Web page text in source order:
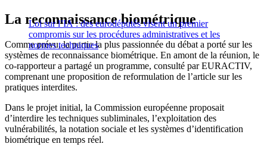
Loi sur l’IA : des eurodéputés visent un premier
compromis sur les procédures administratives et les
normes techniques
La reconnaissance biométrique
Comme prévu, la partie la plus passionnée du débat a porté sur les
systèmes de reconnaissance biométrique. En amont de la réunion, le
co-rapporteur a partagé un programme, consulté par EURACTIV,
comprenant une proposition de reformulation de l’article sur les
pratiques interdites.
Dans le projet initial, la Commission européenne proposait
d’interdire les techniques subliminales, l’exploitation des
vulnérabilités, la notation sociale et les systèmes d’identification
biométrique en temps réel.